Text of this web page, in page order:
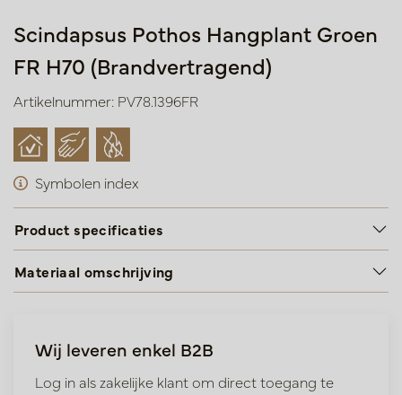
Scindapsus Pothos Hangplant Groen
FR H70 (Brandvertragend)
Artikelnummer: PV78.1396FR
Symbolen index
Product specificaties
Materiaal omschrijving
Wij leveren enkel B2B
Log in als zakelijke klant om direct toegang te